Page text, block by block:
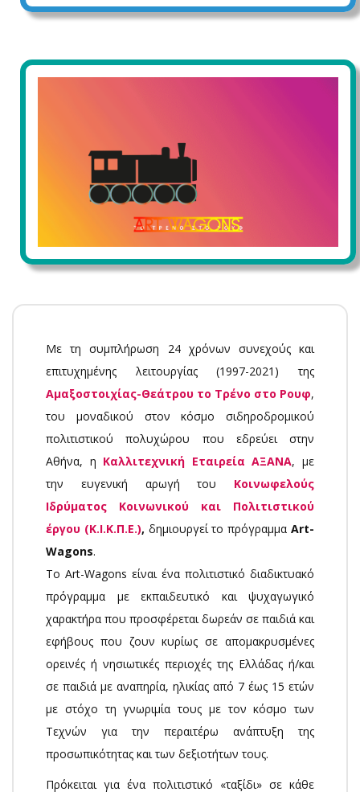
Με τη συμπλήρωση 24 χρόνων συνεχούς και
επιτυχημένης λειτουργίας (1997-2021) της
Αμαξοστοιχίας-Θεάτρου το Τρένο στο Ρουφ,
του μοναδικού στον κόσμο σιδηροδρομικού
πολιτιστικού πολυχώρου που εδρεύει στην
Αθήνα, η Καλλιτεχνική Εταιρεία ΑΞΑΝΑ, με
την ευγενική αρωγή του Κοινωφελούς
Ιδρύματος Κοινωνικού και Πολιτιστικού
έργου (Κ.Ι.Κ.Π.Ε.), δημιουργεί το πρόγραμμα Art-
Wagons.
Το Art-Wagons είναι ένα πολιτιστικό διαδικτυακό
πρόγραμμα με εκπαιδευτικό και ψυχαγωγικό
χαρακτήρα που προσφέρεται δωρεάν σε παιδιά και
εφήβους που ζουν κυρίως σε απομακρυσμένες
ορεινές ή νησιωτικές περιοχές της Ελλάδας ή/και
σε παιδιά με αναπηρία, ηλικίας από 7 έως 15 ετών
με στόχο τη γνωριμία τους με τον κόσμο των
Τεχνών για την περαιτέρω ανάπτυξη της
προσωπικότητας και των δεξιοτήτων τους.
Πρόκειται για ένα πολιτιστικό «ταξίδι» σε κάθε